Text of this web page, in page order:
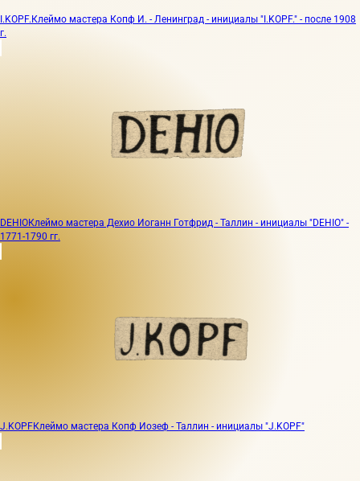
I.KOPF.Клеймо мастера Копф И. - Ленинград - инициалы "I.KOPF." - после 1908
г.
DEHIOКлеймо мастера Дехио Иоганн Готфрид - Таллин - инициалы "DEHIO" -
1771-1790 гг.
J.KOPFКлеймо мастера Копф Иозеф - Таллин - инициалы "J.KOPF"